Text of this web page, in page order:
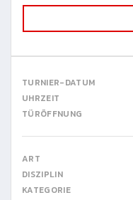
TURNIER-DATUM
UHRZEIT
TÜRÖFFNUNG
ART
DISZIPLIN
KATEGORIE